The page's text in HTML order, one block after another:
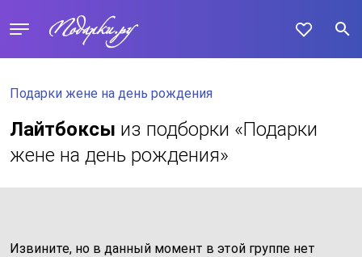
Подарки жене на день рождения
Лайтбоксы из подборки «Подарки
жене на день рождения»
Извините, но в данный момент в этой группе нет